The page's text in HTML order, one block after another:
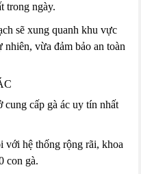
trong ngày.
sẽ xung quanh khu vực
vừa đảm bảo an toàn
cung cấp gà ác uy tín nhất
với hệ thống rộng rãi, khoa
con gà.